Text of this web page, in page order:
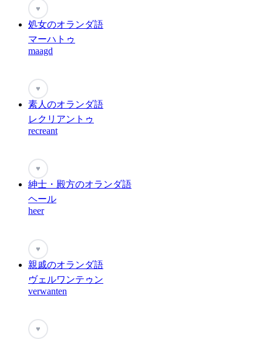
♥
処女のオランダ語
マーハトゥ
maagd
♥
素人のオランダ語
レクリアントゥ
recreant
♥
紳士・殿方のオランダ語
ヘール
heer
♥
親戚のオランダ語
ヴェルワンテゥン
verwanten
♥